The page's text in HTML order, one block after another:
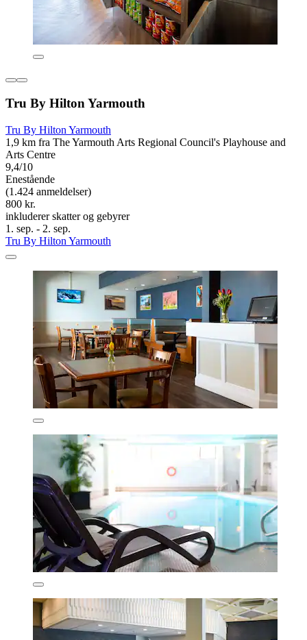
Tru By Hilton Yarmouth
Tru By Hilton Yarmouth
1,9 km fra The Yarmouth Arts Regional Council's Playhouse and
Arts Centre
9,4/10
Enestående
(1.424 anmeldelser)
800 kr.
inkluderer skatter og gebyrer
1. sep. - 2. sep.
Tru By Hilton Yarmouth